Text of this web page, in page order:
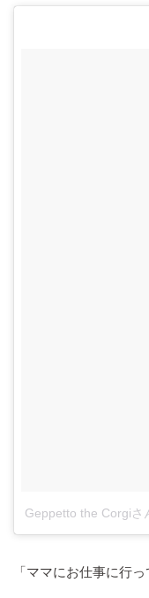
Geppetto the Corgiさ
「ママにお仕事に行